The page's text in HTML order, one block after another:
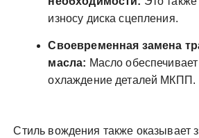
износу диска сцепления.
Своевременная замена
масла: Масло обеспечивает
охлаждение деталей МКПП.
Стиль вождения также оказывает